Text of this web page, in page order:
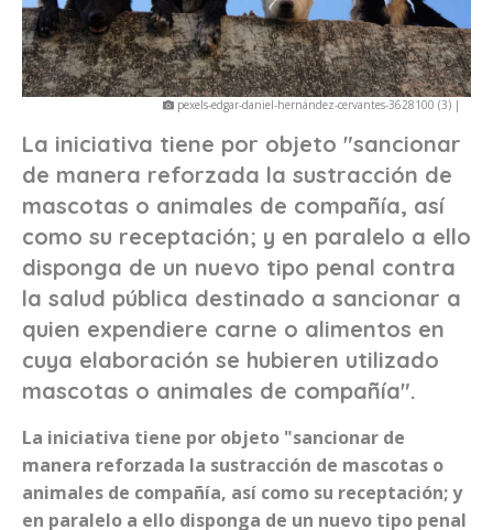
pexels-edgar-daniel-hernández-cervantes-3628100 (3) |
La iniciativa tiene por objeto "sancionar
de manera reforzada la sustracción de
mascotas o animales de compañía, así
como su receptación; y en paralelo a ello
disponga de un nuevo tipo penal contra
la salud pública destinado a sancionar a
quien expendiere carne o alimentos en
cuya elaboración se hubieren utilizado
mascotas o animales de compañía".
La iniciativa tiene por objeto "sancionar de
manera reforzada la sustracción de mascotas o
animales de compañía, así como su receptación; y
en paralelo a ello disponga de un nuevo tipo penal